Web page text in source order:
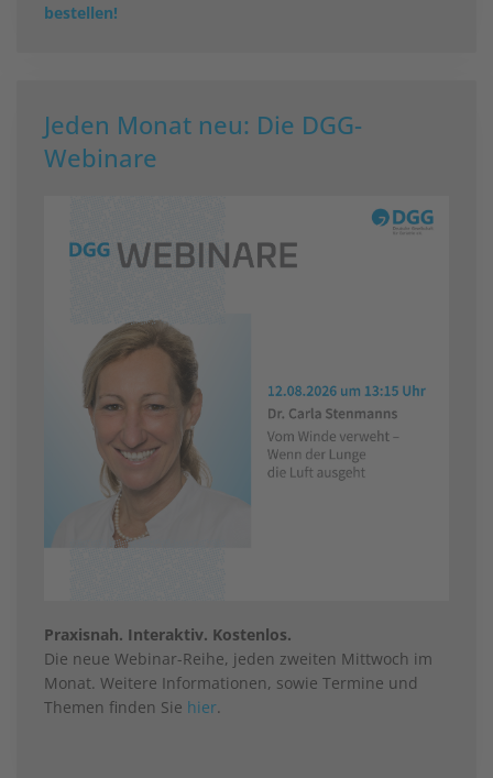
bestellen!
Jeden Monat neu: Die DGG-
Webinare
Praxisnah. Interaktiv. Kostenlos.
Die neue Webinar-Reihe, jeden zweiten Mittwoch im
Monat. Weitere Informationen, sowie Termine und
Themen finden Sie hier.